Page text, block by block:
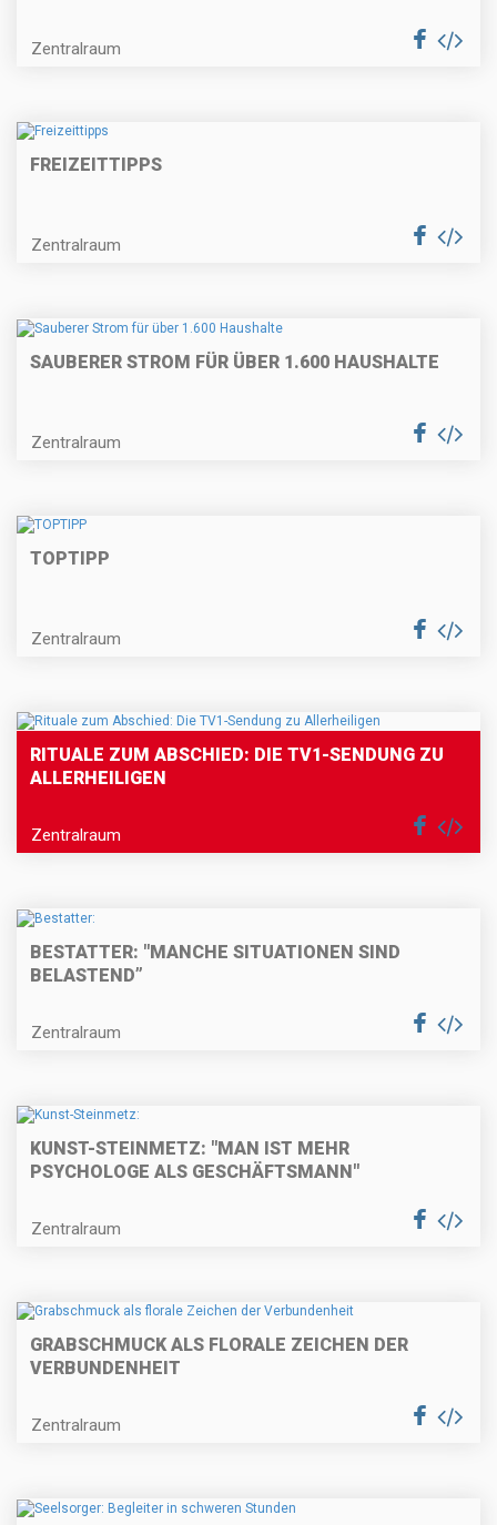
Zentralraum
FREIZEITTIPPS
Zentralraum
SAUBERER STROM FÜR ÜBER 1.600 HAUSHALTE
Zentralraum
TOPTIPP
Zentralraum
RITUALE ZUM ABSCHIED: DIE TV1-SENDUNG ZU
ALLERHEILIGEN
Zentralraum
BESTATTER: "MANCHE SITUATIONEN SIND
BELASTEND”
Zentralraum
KUNST-STEINMETZ: "MAN IST MEHR
PSYCHOLOGE ALS GESCHÄFTSMANN"
Zentralraum
GRABSCHMUCK ALS FLORALE ZEICHEN DER
VERBUNDENHEIT
Zentralraum